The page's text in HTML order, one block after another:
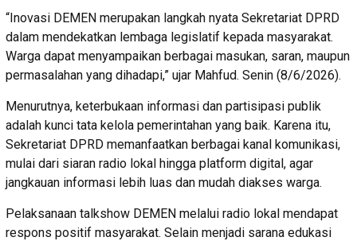
“Inovasi DEMEN merupakan langkah nyata Sekretariat DPRD
dalam mendekatkan lembaga legislatif kepada masyarakat.
Warga dapat menyampaikan berbagai masukan, saran, maupun
permasalahan yang dihadapi,” ujar Mahfud. Senin (8/6/2026).
Menurutnya, keterbukaan informasi dan partisipasi publik
adalah kunci tata kelola pemerintahan yang baik. Karena itu,
Sekretariat DPRD memanfaatkan berbagai kanal komunikasi,
mulai dari siaran radio lokal hingga platform digital, agar
jangkauan informasi lebih luas dan mudah diakses warga.
Pelaksanaan talkshow DEMEN melalui radio lokal mendapat
respons positif masyarakat. Selain menjadi sarana edukasi